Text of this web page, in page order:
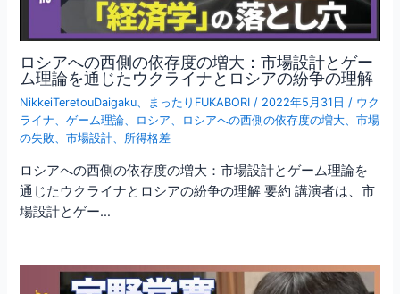
ロシアへの西側の依存度の増大：市場設計とゲー
ム理論を通じたウクライナとロシアの紛争の理解
NikkeiTeretouDaigaku、 まったりFUKABORI / 2022年5月31日 / ウク
ライナ、ゲーム理論、 ロシア、 ロシアへの西側の依存度の増大、市場
の失敗、市場設計、 所得格差
ロシアへの西側の依存度の増大：市場設計とゲーム理論を
通じたウクライナとロシアの紛争の理解 要約 講演者は、市
場設計とゲー…